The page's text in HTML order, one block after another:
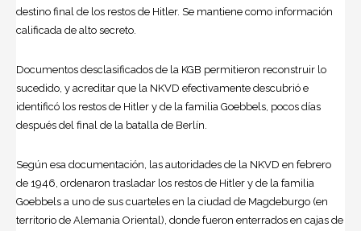
destino final de los restos de Hitler. Se mantiene como información
calificada de alto secreto.
Documentos desclasificados de la KGB permitieron reconstruir lo
sucedido, y acreditar que la NKVD efectivamente descubrió e
identificó los restos de Hitler y de la familia Goebbels, pocos días
después del final de la batalla de Berlín.
Según esa documentación, las autoridades de la NKVD en febrero
de 1946, ordenaron trasladar los restos de Hitler y de la familia
Goebbels a uno de sus cuarteles en la ciudad de Magdeburgo (en
territorio de Alemania Oriental), donde fueron enterrados en cajas de